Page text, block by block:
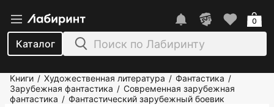
Каталог
0
Книги / Художественная литература / Фантастика /
Зарубежная фантастика / Современная зарубежная
фантастика / Фантастический зарубежный боевик